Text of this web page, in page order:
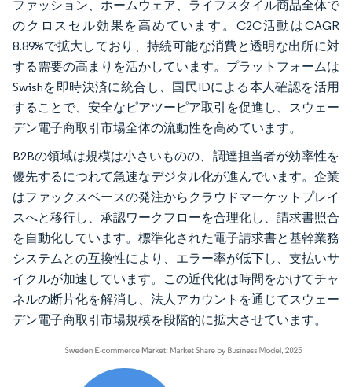
ファッション、ホームウェア、ライフスタイル商品全体で
のクロスセル効果を高めています。C2C活動はCAGR
8.89%で拡大しており、持続可能な消費と透明な出所に対
する需要の高まりを活かしています。プラットフォームは
Swishを即時決済に統合し、国民IDによる本人確認を活用
することで、安全なピアツーピア取引を促進し、スウェー
デン電子商取引市場全体の流動性を高めています。
B2Bの領域は規模は小さいものの、調達担当者が効率性を
優先するにつれて急速なデジタル化が進んでいます。企業
はファックスベースの発注からクラウドマーケットプレイ
スへと移行し、承認ワークフローを合理化し、請求書照合
を自動化しています。標準化された電子請求書と基幹業務
システムとの互換性により、エラー率が低下し、支払いサ
イクルが加速しています。この近代化は時間をかけてチャ
ネルの断片化を解消し、法人アカウントを通じてスウェー
デン電子商取引市場規模を段階的に拡大させています。